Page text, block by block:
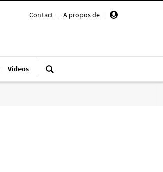
Contact | A propos de |
Videos